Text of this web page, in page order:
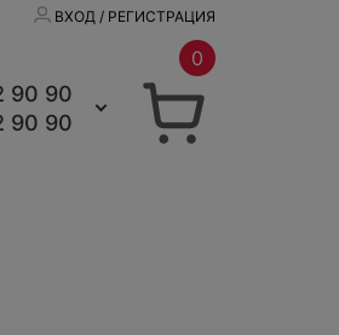
ВХОД / РЕГИСТРАЦИЯ
90 90
90 90
0